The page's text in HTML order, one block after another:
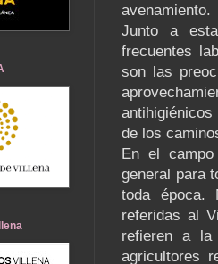
avenamiento.
Junto a
frecuentes
son las
de los
En el
general para
toda época.
referidas al
refieren a la
agricultores